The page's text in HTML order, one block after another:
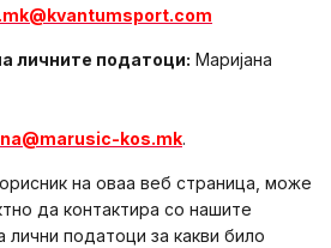
личните податоци: Маријана
kos.mk.
на оваа веб страница, може
да контактира со нашите
лични податоци за какви било